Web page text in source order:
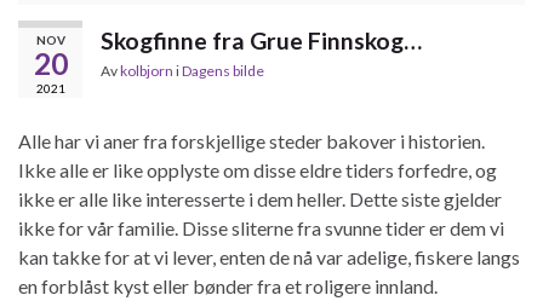
NOV
20
2021
Skogfinne fra Grue Finnskog…
Avkolbjorn iDagens bilde
Alle har vi aner fra forskjellige steder bakover i historien.
Ikke alle er like opplyste om disse eldre tiders forfedre, og
ikke er alle like interesserte i dem heller. Dette siste gjelder
ikke for vår familie. Disse sliterne fra svunne tider er dem vi
kan takke for at vi lever, enten de nå var adelige, fiskere langs
en forblåst kyst eller bønder fra et roligere innland.